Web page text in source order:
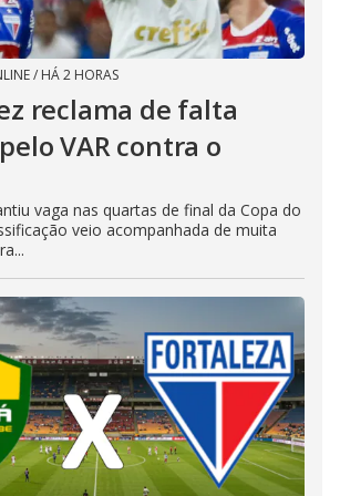
/ HÁ 2 HORAS
reclama de falta
VAR contra o
vaga nas quartas de final da Copa do
veio acompanhada de muita